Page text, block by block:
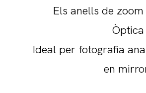
Els anells de
Ideal per fotografia
en